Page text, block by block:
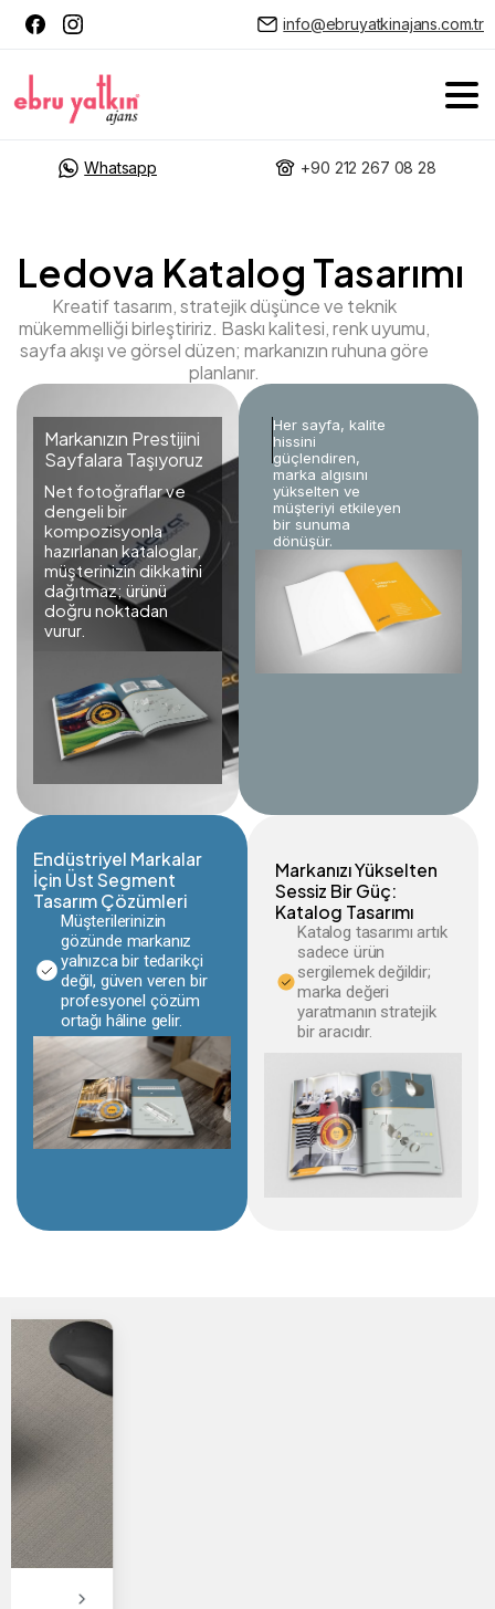
info@ebruyatkinajans.com.tr
Whatsapp +90 212 267 08 28
Ledova Katalog Tasarımı
Kreatif tasarım, stratejik düşünce ve teknik
mükemmelliği birleştiririz. Baskı kalitesi, renk uyumu,
sayfa akışı ve görsel düzen; markanızın ruhuna göre
planlanır.
Markanızın Prestijini
Sayfalara Taşıyoruz
Net fotoğraflar ve
dengeli bir
kompozisyonla
hazırlanan kataloglar,
müşterinizin dikkatini
dağıtmaz; ürünü
doğru noktadan
vurur.
Her sayfa, kalite
hissini
güçlendiren,
marka algısını
yükselten ve
müşteriyi etkileyen
bir sunuma
dönüşür.
Müşterilerinizin
gözünde markanız
yalnızca bir tedarikçi
değil, güven veren bir
profesyonel çözüm
ortağı hâline gelir.
Endüstriyel Markalar
İçin Üst Segment
Tasarım Çözümleri
Katalog tasarımı artık
sadece ürün
sergilemek değildir;
marka değeri
yaratmanın stratejik
bir aracıdır.
Markanızı Yükselten
Sessiz Bir Güç:
Katalog Tasarımı
Mitsubishi Electric Katalog Tasarımı